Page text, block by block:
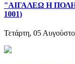
"ΑΙΓΑΛΕΩ Η
1001)
Τετάρτη, 05